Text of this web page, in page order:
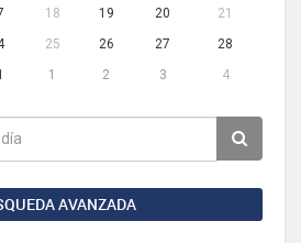
18 19 20
21
25 26 27
28
1 2 3 4
AVANZADA